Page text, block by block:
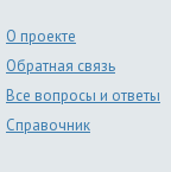
О проекте
Обратная связь
Все вопросы и ответы
Справочник